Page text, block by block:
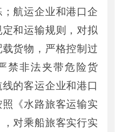
； 航运企业和港口企
和运输规则，对拟
货物，严格控制过
禁非法夹带危险货
线的客运企业和港口
《水路旅客运输实
，对乘船旅客实行实